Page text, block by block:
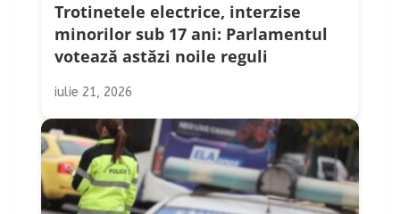
Trotinetele electrice, interzise
minorilor sub 17 ani: Parlamentul
votează astăzi noile reguli
iulie 21, 2026